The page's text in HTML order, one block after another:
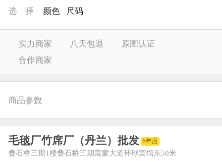
选 择 颜色 尺码
实力商家 八天包退
原图认证
合作商家
商品参数
毛毯厂竹席厂（丹兰）批发 5年店
叠石桥三期1楼叠石桥三期震蒙大道环球宾馆东50米